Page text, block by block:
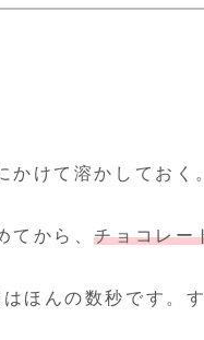
かけて溶かしておく
てから、チョコレー
ほんの数秒です。